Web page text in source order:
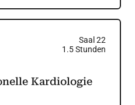
Saal 22
1.5Stunden
Kardiologie